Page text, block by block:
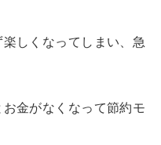
しくなってしまい、急
金がなくなって節約モ